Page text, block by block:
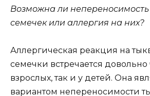
Возможна ли
семечек или аллергия на них?
Аллергическая реакция на
семечки встречается довольно
взрослых, так и у детей. Она
вариантом непереносимости